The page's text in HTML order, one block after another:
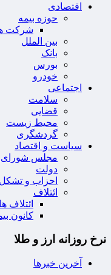
اقتصادی
حوزه بیمه
شرکت
بین الملل
بانک
بورس
خودرو
اجتماعی
سلامت
قضایی
محیط زیست
گردشگری
سیاست و اقتصاد
مجلس شورای
دولت
احزاب و
ائتلاف
ائتلاف
کانون
نرخ روزانه ارز و طلا
آخرین خبرها